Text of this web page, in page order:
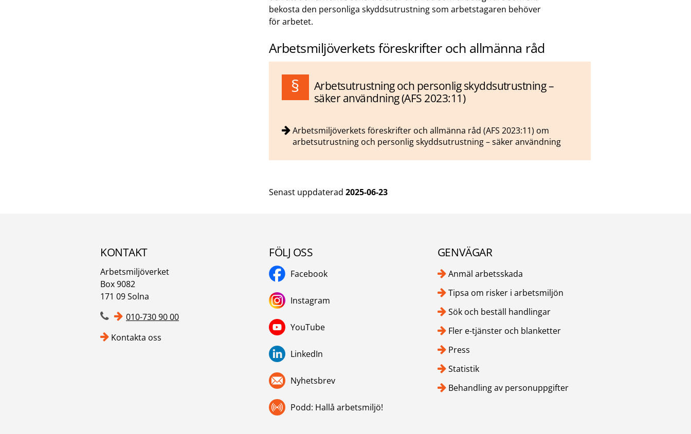
bekosta den personliga skyddsutrustning som arbetstagaren behöver
för arbetet.
Arbetsmiljöverkets föreskrifter och allmänna råd
Arbetsutrustning och personlig skyddsutrustning –
säker användning (AFS 2023:11)
Arbetsmiljöverkets föreskrifter och allmänna råd (AFS 2023:11) om
arbetsutrustning och personlig skyddsutrustning – säker användning
Senast uppdaterad 2025-06-23
KONTAKT
Arbetsmiljöverket
Box 9082
171 09 Solna
010-730 90 00
Kontakta oss
FÖLJ OSS
Facebook
Instagram
YouTube
LinkedIn
Nyhetsbrev
Podd: Hallå arbetsmiljö!
GENVÄGAR
Anmäl arbetsskada
Tipsa om risker i arbetsmiljön
Sök och beställ handlingar
Fler e-tjänster och blanketter
Press
Statistik
Behandling av personuppgifter